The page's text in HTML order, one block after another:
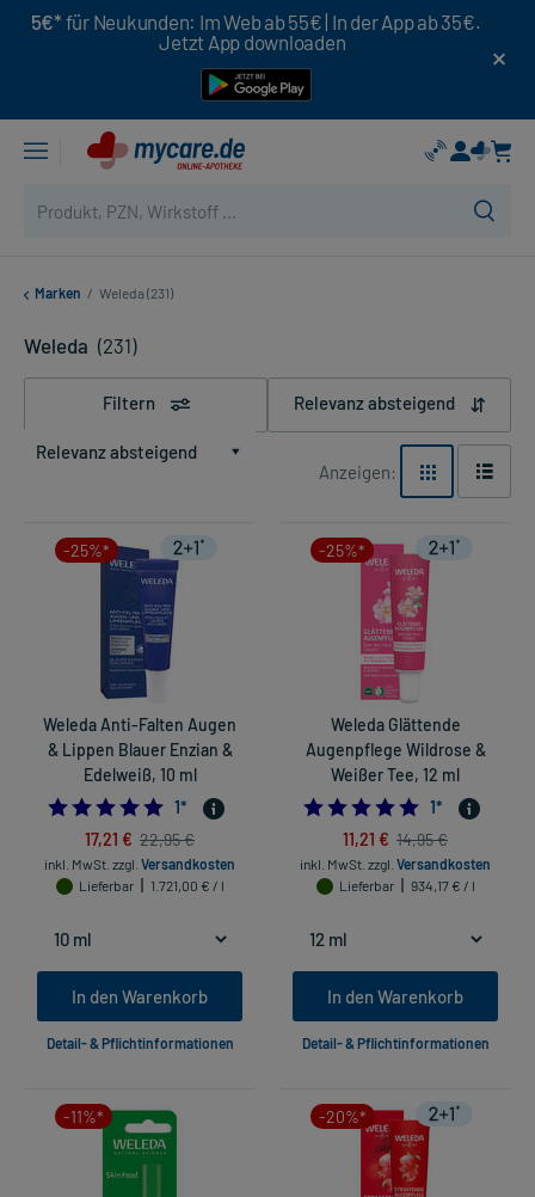
5€* für Neukunden: Im Web ab 55€ | In der App ab 35€.
Jetzt App downloaden
Marken / Weleda (231)
Weleda (231)
Filtern Relevanz absteigend
Relevanz absteigend
Anzeigen:
-25%*
Weleda Anti-Falten Augen
& Lippen Blauer Enzian &
Edelweiß, 10 ml
5.0
1*
17,21 € 22,95 €
inkl. MwSt. zzgl. Versandkosten
Lieferbar
1.721,00 € / l
In den Warenkorb
Detail- & Pflichtinformationen
-25%*
Weleda Glättende
Augenpflege Wildrose &
Weißer Tee, 12 ml
5.0
1*
11,21 € 14,95 €
inkl. MwSt. zzgl. Versandkosten
Lieferbar
934,17 € / l
In den Warenkorb
Detail- & Pflichtinformationen
-11%* -20%*